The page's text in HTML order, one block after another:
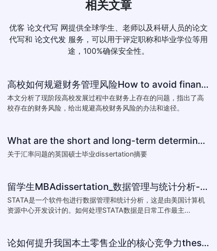
相关文章
优客 论文代写 网提供全球学生、老师以及科研人员的论文
代写和 论文代发 服务，可以用于评定职称和毕业学位等用
途，100%确保安全性。
高校如何规避财务管理风险How to avoid financial risk management colleges
本文分析了现阶段高校发展过程中在财务上存在的问题，指出了高
校存在的财务风险，给出规避高校财务风险的办法和途径。
What are the short and long-term determinants of exchange ra
关于汇率问题的英国硕士毕业dissertation摘要
留学生MBAdissertation_数据管理与统计分析-如何处理STATA数据_How to deal with data with ST
STATA是一个软件包进行数据管理和统计分析，这是由美国计算机
资源中心开发设计的。如何处理STATA数据是日常工作最主...
论如何提升我国本土零售企业的核心竞争力thesis:The theory of how to improve the core competitiveness of domestic retail e